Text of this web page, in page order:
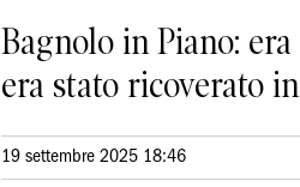
Bagnolo in Piano:
era stato ricoverato
19 settembre 2025 18:46